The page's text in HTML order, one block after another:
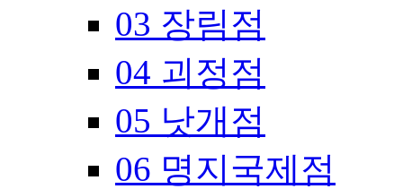
03 장림점
04 괴정점
05 낫개점
06 명지국제점